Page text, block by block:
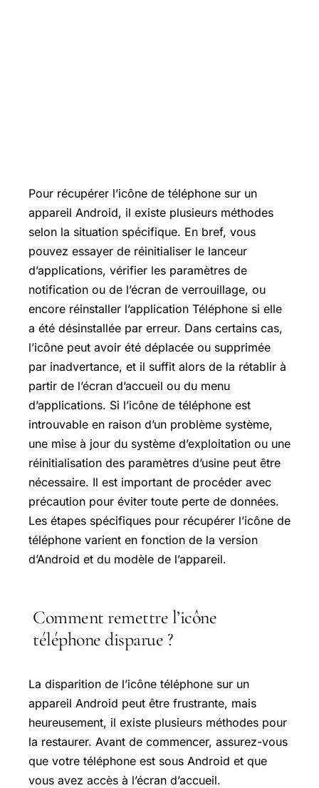
Pour récupérer l’icône de téléphone sur un
appareil Android, il existe plusieurs méthodes
selon la situation spécifique. En bref, vous
pouvez essayer de réinitialiser le lanceur
d’applications, vérifier les paramètres de
notification ou de l’écran de verrouillage, ou
encore réinstaller l’application Téléphone si elle
a été désinstallée par erreur. Dans certains cas,
l’icône peut avoir été déplacée ou supprimée
par inadvertance, et il suffit alors de la rétablir à
partir de l’écran d’accueil ou du menu
d’applications. Si l’icône de téléphone est
introuvable en raison d’un problème système,
une mise à jour du système d’exploitation ou une
réinitialisation des paramètres d’usine peut être
nécessaire. Il est important de procéder avec
précaution pour éviter toute perte de données.
Les étapes spécifiques pour récupérer l’icône de
téléphone varient en fonction de la version
d’Android et du modèle de l’appareil.
Comment remettre l’icône
téléphone disparue ?
La disparition de l’icône téléphone sur un
appareil Android peut être frustrante, mais
heureusement, il existe plusieurs méthodes pour
la restaurer. Avant de commencer, assurez-vous
que votre téléphone est sous Android et que
vous avez accès à l’écran d’accueil.